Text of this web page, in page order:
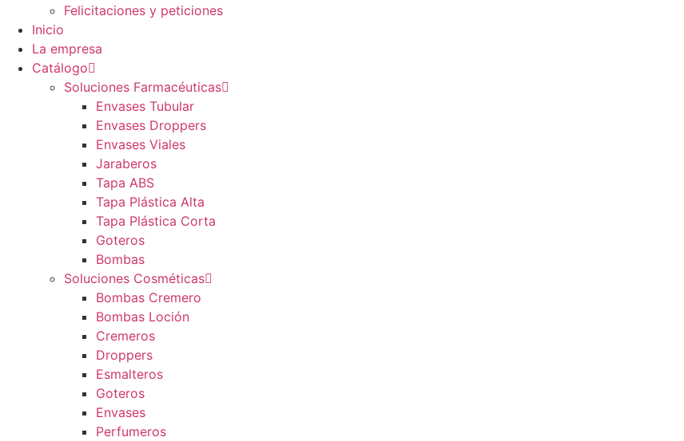
Felicitaciones y peticiones
Inicio
La empresa
Catálogo
Soluciones Farmacéuticas
Envases Tubular
Envases Droppers
Envases Viales
Jaraberos
Tapa ABS
Tapa Plástica Alta
Tapa Plástica Corta
Goteros
Bombas
Soluciones Cosméticas
Bombas Cremero
Bombas Loción
Cremeros
Droppers
Esmalteros
Goteros
Envases
Perfumeros